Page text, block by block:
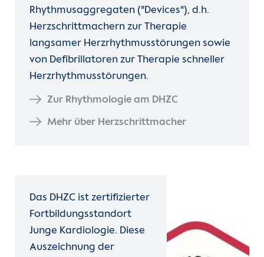
Rhythmusaggregaten ("Devices"), d.h.
Herzschrittmachern zur Therapie
langsamer Herzrhythmusstörungen sowie
von Defibrillatoren zur Therapie schneller
Herzrhythmusstörungen.
Zur Rhythmologie am DHZC
Mehr über Herzschrittmacher
Das DHZC ist zertifizierter
Fortbildungsstandort
Junge Kardiologie. Diese
Auszeichnung der